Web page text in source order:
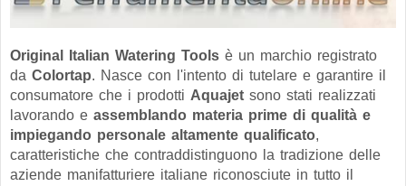
Original Italian Watering Tools è un marchio registrato
da Colortap. Nasce con l'intento di tutelare e garantire il
consumatore che i prodotti Aquajet sono stati realizzati
lavorando e assemblando materia prime di qualità e
impiegando personale altamente qualificato,
caratteristiche che contraddistinguono la tradizione delle
aziende manifatturiere italiane riconosciute in tutto il